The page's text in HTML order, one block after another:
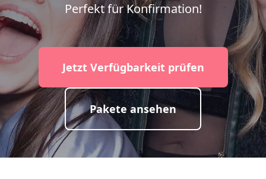
Perfekt für Konfirmation!
Jetzt Verfügbarkeit prüfen
Pakete ansehen